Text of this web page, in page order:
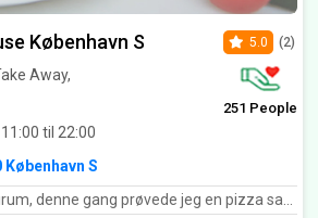
København S
Away,
til 22:00
5.0 (2)
251 People
København S
prøvede jeg en pizza sandwich og jeg må da sige jeg er positivt overrasket